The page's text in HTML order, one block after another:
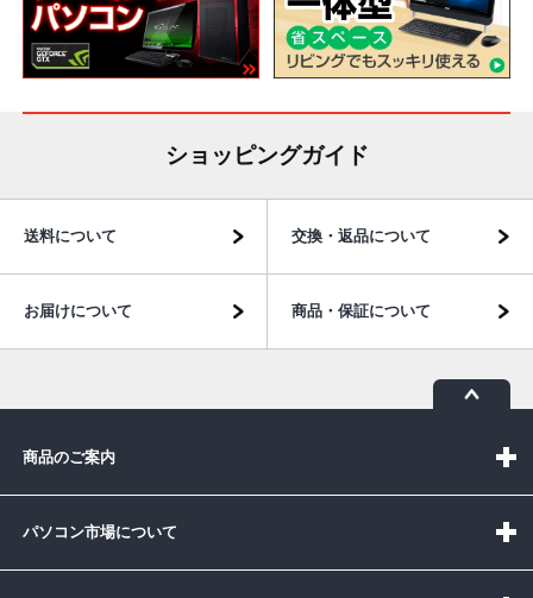
ショッピングガイド
送料について 交換・返品について
お届けについて 商品・保証について
商品のご案内
パソコン市場について